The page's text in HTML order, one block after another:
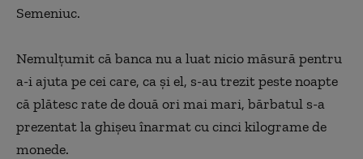
Semeniuc.
Nemulţumit că banca nu a luat nicio măsură pentru
a-i ajuta pe cei care, ca şi el, s-au trezit peste noapte
că plătesc rate de două ori mai mari, bărbatul s-a
prezentat la ghișeu înarmat cu cinci kilograme de
monede.